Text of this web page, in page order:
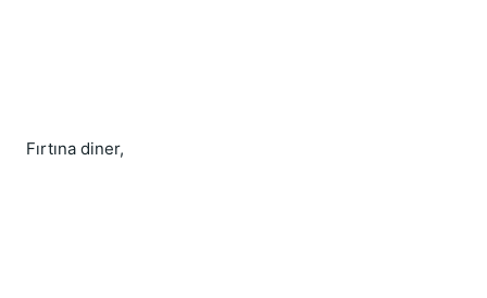
Fırtına diner,